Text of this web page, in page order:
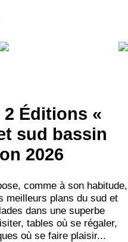
Éditions «
sud bassin
2026
comme à son habitude,
meilleurs plans du sud et
dans une superbe
tables où se régaler,
où se faire plaisir...